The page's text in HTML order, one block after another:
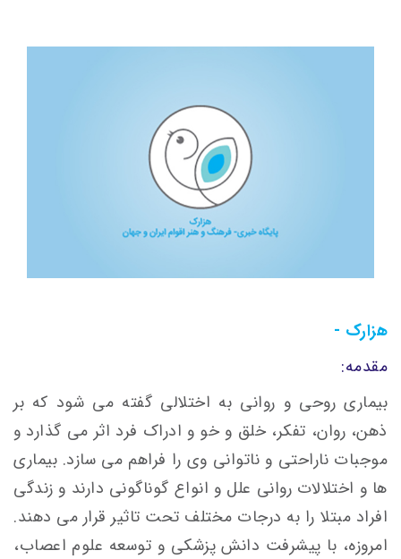
هزارک -
مقدمه:
بیماری روحی و روانی به اختلالی گفته می شود که بر
ذهن، روان، تفکر، خلق و خو و ادراک فرد اثر می گذارد و
موجبات ناراحتی و ناتوانی وی را فراهم می سازد. بیماری
ها و اختلالات روانی علل و انواع گوناگونی دارند و زندگی
افراد مبتلا را به درجات مختلف تحت تاثیر قرار می دهند.
امروزه، با پیشرفت دانش پزشکی و توسعه علوم اعصاب،